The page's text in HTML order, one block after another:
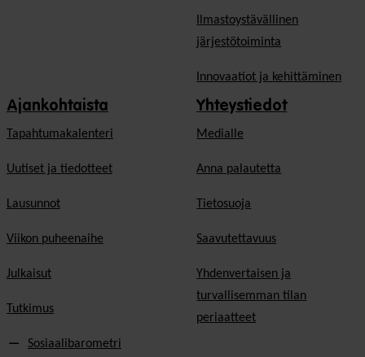
Ilmastoystävällinen
järjestötoiminta
Innovaatiot ja kehittäminen
Ajankohtaista
Tapahtumakalenteri
Uutiset ja tiedotteet
Lausunnot
Viikon puheenaihe
Julkaisut
Tutkimus
Sosiaalibarometri
Yhteystiedot
Medialle
Anna palautetta
Tietosuoja
Saavutettavuus
Yhdenvertaisen ja
turvallisemman tilan
periaatteet